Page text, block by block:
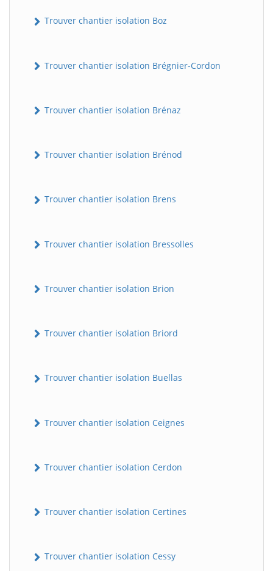
Trouver chantier isolation Boz
Trouver chantier isolation Brégnier-Cordon
Trouver chantier isolation Brénaz
Trouver chantier isolation Brénod
Trouver chantier isolation Brens
Trouver chantier isolation Bressolles
Trouver chantier isolation Brion
Trouver chantier isolation Briord
Trouver chantier isolation Buellas
Trouver chantier isolation Ceignes
Trouver chantier isolation Cerdon
Trouver chantier isolation Certines
Trouver chantier isolation Cessy